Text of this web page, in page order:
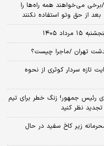
می‌خواهند همه راه‌ها را
از حق وتو استفاده نکنند
۱۴۰۵
تهران /ماجرا چیست؟
تازه سردار کوثری از نحوه
رئیس جمهور! زنگ خطر برای تیم
نظر کنید
زیر کاخ سفید در حال